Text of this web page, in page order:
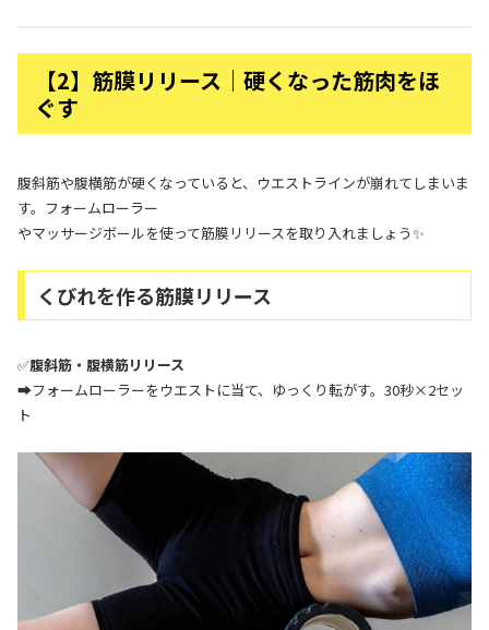
【2】筋膜リリース｜硬くなった筋肉をほ
ぐす
腹斜筋や腹横筋が硬くなっていると、ウエストラインが崩れてしまいま
す。フォームローラー
やマッサージボールを使って筋膜リリースを取り入れましょう✨
くびれを作る筋膜リリース
✅腹斜筋・腹横筋リリース
➡フォームローラーをウエストに当て、ゆっくり転がす。30秒×2セッ
ト